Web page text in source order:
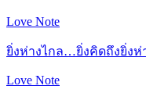
Love Note
ยิ่งห่างไกล…ยิ่งคิดถึงยิ่ง
Love Note